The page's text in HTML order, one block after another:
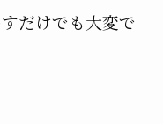
だけでも大変で